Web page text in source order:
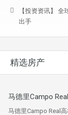
【投资资讯】
出手
精选房产
马德里Campo
马德里Campo Real